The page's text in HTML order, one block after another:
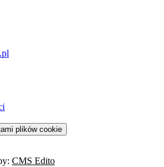
plików cookie
CMS Edito